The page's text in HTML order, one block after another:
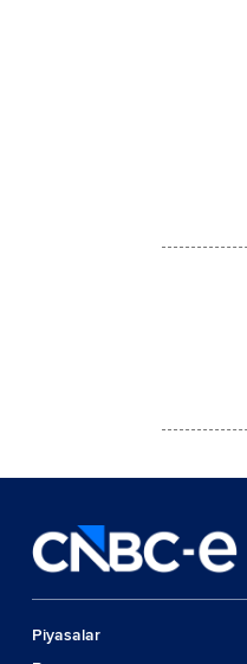
Piyasalar